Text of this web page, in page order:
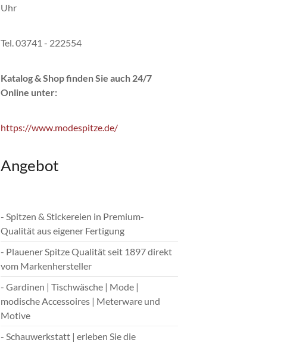
Uhr
Tel. 03741 - 222554
Katalog & Shop finden Sie auch 24/7
Online unter:
https://www.modespitze.de/
Angebot
- Spitzen & Stickereien in Premium-
Qualität aus eigener Fertigung
- Plauener Spitze Qualität seit 1897 direkt
vom Markenhersteller
- Gardinen | Tischwäsche | Mode |
modische Accessoires | Meterware und
Motive
- Schauwerkstatt | erleben Sie die